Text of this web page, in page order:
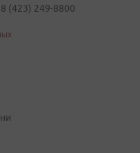
(423) 249-8800